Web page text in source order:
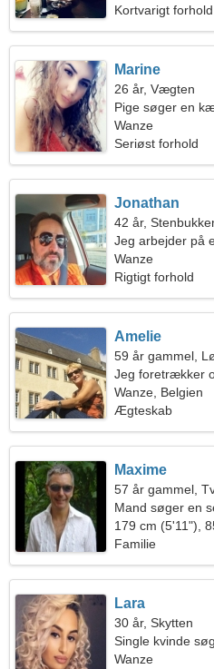
Kortvarigt forhold
Marine
26 år, Vægten
Pige søger en
Wanze
Seriøst forhold
Jonathan
42 år,
Jeg arbejder på
en slank kvinde
Wanze
Rigtigt forhold
Amelie
59 år gammel,
Jeg foretrækker
Wanze, Belgien
Ægteskab
Maxime
57 år gammel,
Mand søger en
179 cm (5'11"),
Familie
Lara
30 år, Skytten
Single kvinde
Wanze